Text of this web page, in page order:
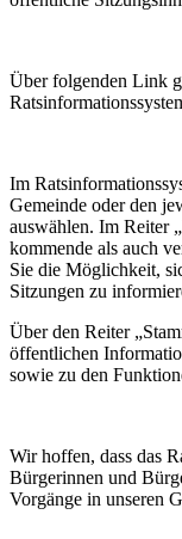
Über folgenden Link
Im
Gemeinde oder den
auswählen. Im Reiter
kommende als auch
Sie die Möglichkeit,
Sitzungen zu
Über den Reiter
öffentlichen
sowie zu den
Wir hoffen, dass das
Bürgerinnen und
Vorgänge in unseren